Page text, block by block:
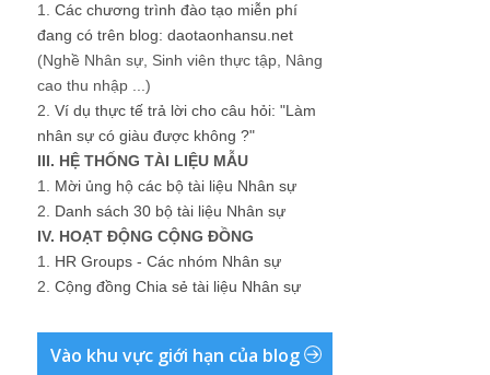
1. Các chương trình đào tạo miễn phí
đang có trên blog: daotaonhansu.net
(Nghề Nhân sự, Sinh viên thực tập, Nâng
cao thu nhập ...)
2. Ví dụ thực tế trả lời cho câu hỏi: "Làm
nhân sự có giàu được không ?"
III. HỆ THỐNG TÀI LIỆU MẪU
1. Mời ủng hộ các bộ tài liệu Nhân sự
2. Danh sách 30 bộ tài liệu Nhân sự
IV. HOẠT ĐỘNG CỘNG ĐỒNG
1. HR Groups - Các nhóm Nhân sự
2. Cộng đồng Chia sẻ tài liệu Nhân sự
Vào khu vực giới hạn của blog